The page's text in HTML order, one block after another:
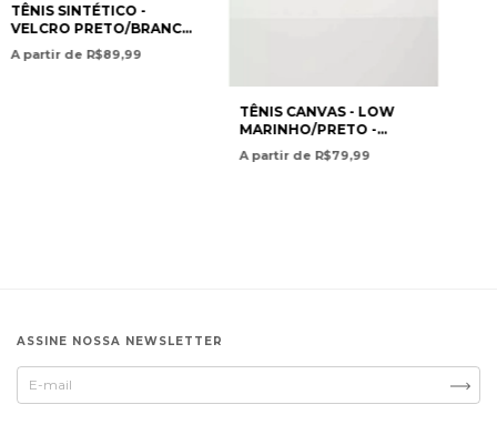
TÊNIS SINTÉTICO -
VELCRO PRETO/BRANCO
- DIVERSÃO
A partir de R$89,99
TÊNIS CANVAS - LOW
MARINHO/PRETO -
DIVERSÃO
A partir de R$79,99
ASSINE NOSSA NEWSLETTER